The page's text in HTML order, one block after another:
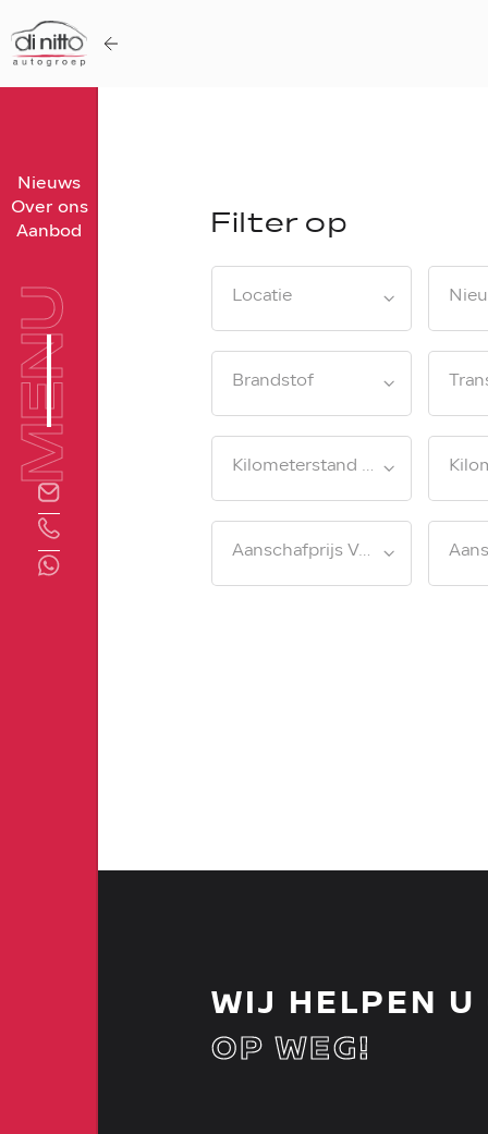
Nieuws
Over ons
Aanbod
MENU
Nieuws
Over ons
Werken bij
Aanbod
Vergelijk
Favorieten
Verkocht
Direct contact
Filter op
Locatie
Brandstof
Kilometerstand van
Aanschafprijs Van
WIJ HELPEN U
OP WEG!